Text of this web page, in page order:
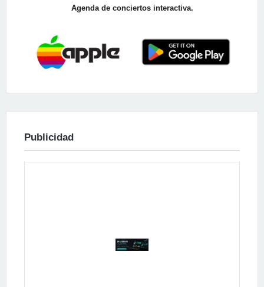
Agenda de conciertos interactiva.
Publicidad
Publicidad